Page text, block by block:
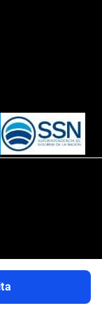
Capital Federal,